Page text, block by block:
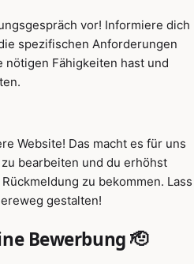
vor! Informiere dich
spezifischen Anforderungen
nötigen Fähigkeiten hast und
Website! Das macht es für uns
bearbeiten und du erhöhst
zu bekommen. Lass
gestalten!
Bewerbung 🫡